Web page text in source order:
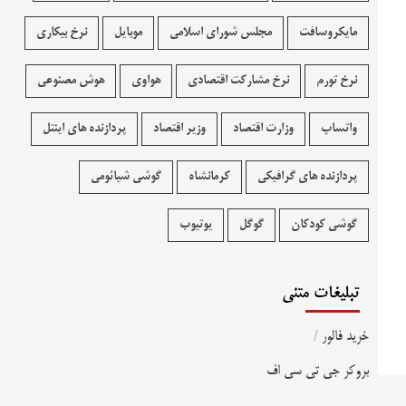
مایکروسافت مجلس شورای اسلامی موبایل نرخ بیکاری
نرخ تورم نرخ مشارکت اقتصادی هواوی هوش مصنوعی
واتساپ وزارت اقتصاد وزیر اقتصاد پردازنده های اینتل
پردازنده های گرافیکی کرمانشاه گوشی شیائومی
گوشی کودکان گوگل یوتیوب
تبلیغات متنی
خرید فالور /
بروکر جی تی سی اف